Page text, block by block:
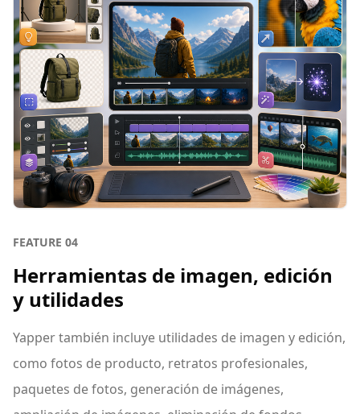
FEATURE 04
Herramientas de imagen, edición
y utilidades
Yapper también incluye utilidades de imagen y edición,
como fotos de producto, retratos profesionales,
paquetes de fotos, generación de imágenes,